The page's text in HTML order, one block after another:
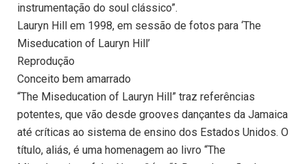
instrumentação do soul clássico”.
Lauryn Hill em 1998, em sessão de fotos para ‘The
Miseducation of Lauryn Hill’
Reprodução
Conceito bem amarrado
“The Miseducation of Lauryn Hill” traz referências
potentes, que vão desde grooves dançantes da Jamaica
até críticas ao sistema de ensino dos Estados Unidos. O
título, aliás, é uma homenagem ao livro “The